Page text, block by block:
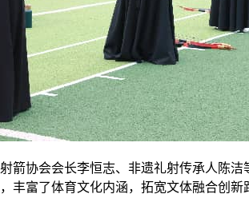
箭协会会长李恒志、非遗礼射传承人陈
丰富了体育文化内涵，拓宽文体融合创